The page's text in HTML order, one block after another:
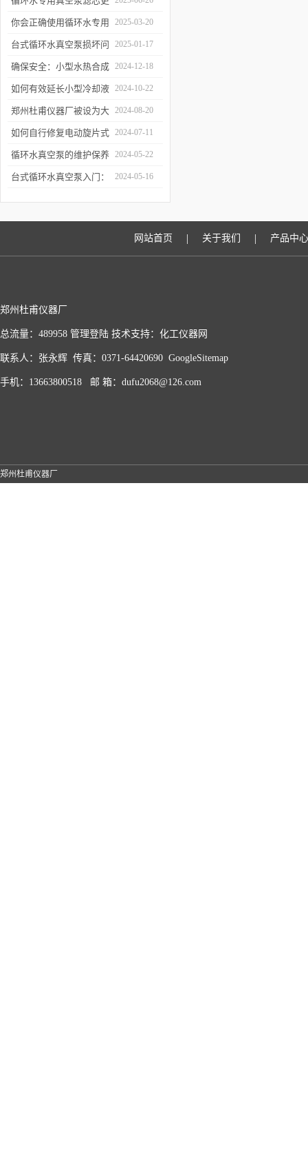
换周期：基于水质污染度
的判断方法
你会正确使用循环水专用
真空泵吗？
2025-03-20
台式循环水真空泵损坏问
题诊断与预防措施
2025-01-17
确保安全：小型水热合成
反应釜的操作与维护建议
2024-12-18
如何有效延长小型冷却液
水循环泵的使用寿命？
2024-10-22
郑州杜甫仪器厂被设为大
学生实习就业基地
2024-08-20
如何自行修复电动旋片式
真空泵无法启动的问题
2024-07-11
循环水真空泵的维护保养
与故障排除指南
2024-05-22
台式循环水真空泵入门： 2024-05-16
网站首页 | 关于我们 | 产品中心
郑州杜甫仪器厂
总流量：489958 管理登陆 技术支持： 化工仪器网
联系人：张永辉 传真：0371-64420690 GoogleSitemap
手机：13663800518 邮 箱：dufu2068@126.com
郑州杜甫仪器厂